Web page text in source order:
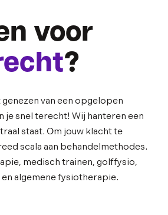
voor
?
van een opgelopen
snel terecht! Wij hanteren een
staat. Om jouw klacht te
scala aan behandelmethodes.
medisch trainen, golffysio,
algemene fysiotherapie.